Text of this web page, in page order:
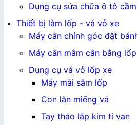
Dụng cụ sửa chữa ô tô
Thiết bị làm lốp - vá vỏ xe
Máy cân chỉnh góc đặt
Máy cân mâm cân bằng
Dụng cụ vá vỏ lốp xe
Máy mài săm lốp
Con lăn miếng vá
Tay tháo lắp kim ti van